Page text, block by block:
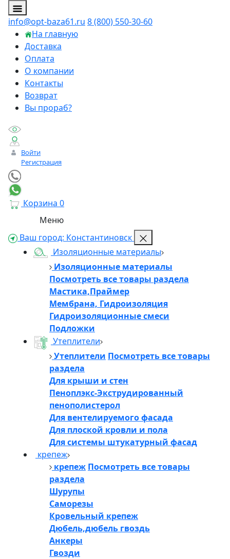
info@opt-baza61.ru 8 (800) 550-30-60
На главную
Доставка
Оплата
О компании
Контакты
Возврат
Вы прораб?
Войти
Регистрация
Корзина 0
Меню
Ваш город: Константиновск
Изоляционные материалы
Изоляционные материалы
Посмотреть все товары раздела
Мастика,Праймер
Мембрана, Гидроизоляция
Гидроизоляционные смеси
Подложки
Утеплители
Утеплители Посмотреть все товары
раздела
Для крыши и стен
Пеноплэкс-Экструдированный
пенополистерол
Для вентелируемого фасада
Для плоской кровли и пола
Для системы штукатурный фасад
крепеж
крепеж Посмотреть все товары
раздела
Шурупы
Саморезы
Кровельный крепеж
Дюбель,дюбель гвоздь
Анкеры
Гвозди